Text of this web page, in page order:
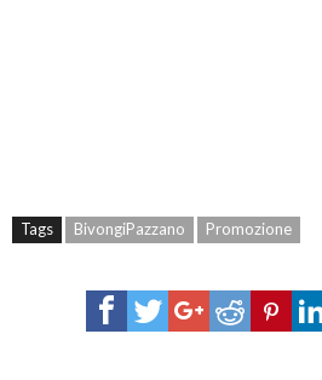
Tags BivongiPazzano Promozione